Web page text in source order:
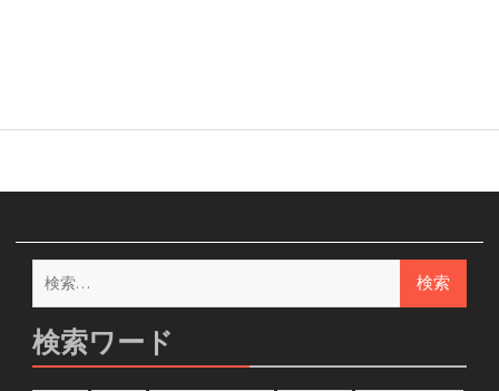
検
索:
検索ワード